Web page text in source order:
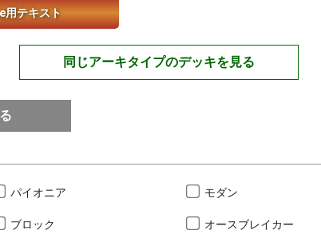
用テキスト
同じアーキタイプのデッキを見る
パイオニア モダン
ブロック オースブレイカー